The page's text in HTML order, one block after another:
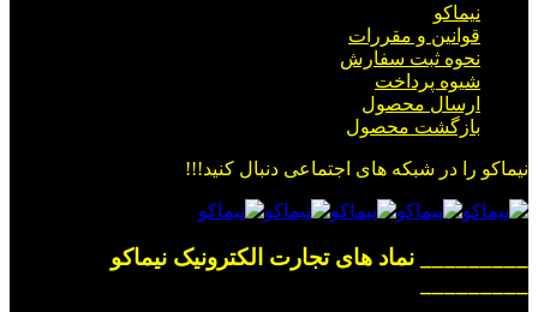
نیماکو
قوانین و مقررات
نحوه ثبت سفارش
شیوه پرداخت
ارسال محصول
بازگشت محصول
نیماکو را در شبکه های اجتماعی دنبال کنید!!!
_________ نماد های تجارت الکترونیک نیماکو